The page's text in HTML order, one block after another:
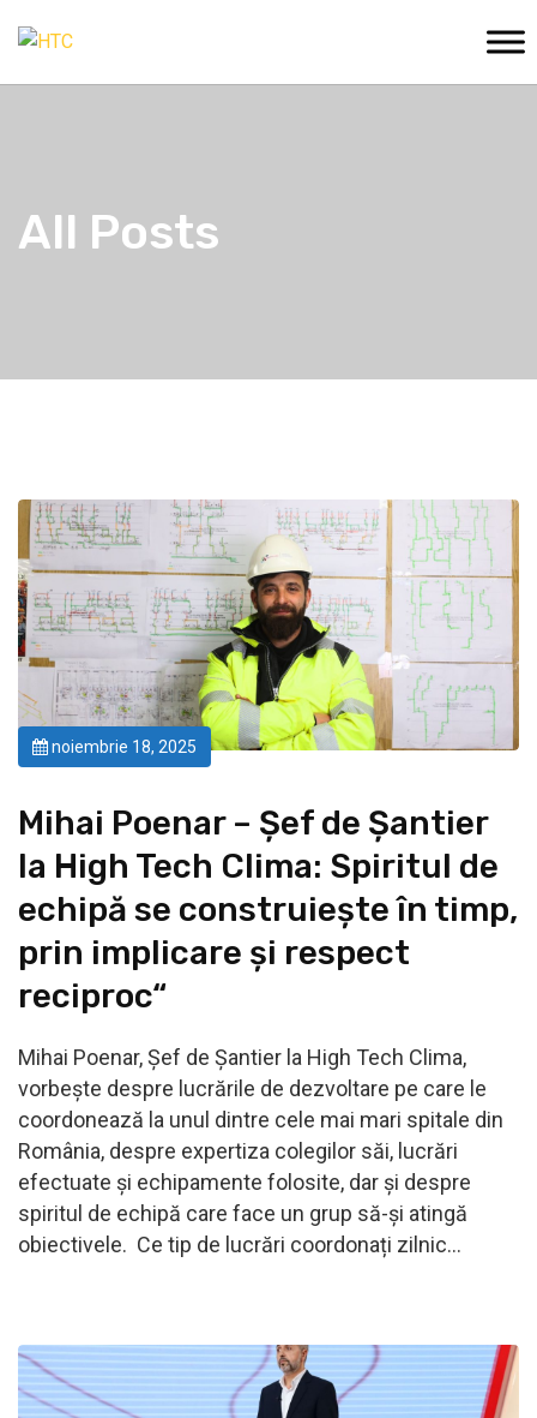
All Posts
noiembrie 18, 2025
Mihai Poenar – Șef de Șantier
la High Tech Clima: Spiritul de
echipă se construiește în timp,
prin implicare și respect
reciproc“
Mihai Poenar, Șef de Șantier la High Tech Clima,
vorbește despre lucrările de dezvoltare pe care le
coordonează la unul dintre cele mai mari spitale din
România, despre expertiza colegilor săi, lucrări
efectuate și echipamente folosite, dar și despre
spiritul de echipă care face un grup să-și atingă
obiectivele. Ce tip de lucrări coordonați zilnic…